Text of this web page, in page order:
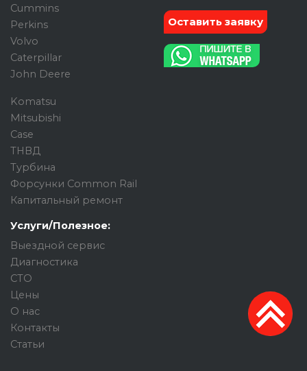
Cummins
Perkins
Volvo
Caterpillar
John Deere
Komatsu
Mitsubishi
Case
ТНВД
Турбина
Форсунки Common Rail
Капитальный ремонт
Услуги/Полезное:
Выездной сервис
Диагностика
СТО
Цены
О нас
Контакты
Статьи
Оставить заявку